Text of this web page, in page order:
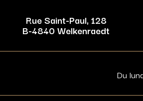
Rue Saint-Paul, 128
B-4840 Welkenraedt
Du